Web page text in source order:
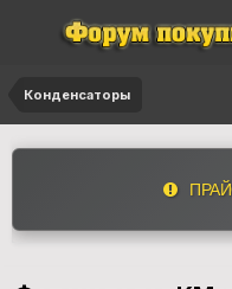
Конденсаторы